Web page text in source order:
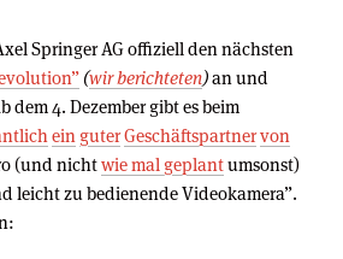
Springer AG offiziell den nächsten
(wir berichteten)an und
4. Dezember gibt es beim
ein guterGeschäftspartnervon
(und nichtwie mal geplantumsonst)
leicht zu bedienende Videokamera”.